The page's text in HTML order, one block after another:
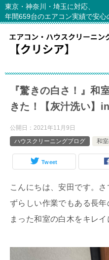
東京・神奈川・埼玉に対応、
年間659台のエアコン実績で安心
『驚きの白さ！』和
きた！【灰汁洗い】
公開日： 2021年11月9日
ハウスクリーニングブログ
和
Tweet
こんにちは、安田です。
ずらしい作業でもある長
まった和室の白木をキレイ